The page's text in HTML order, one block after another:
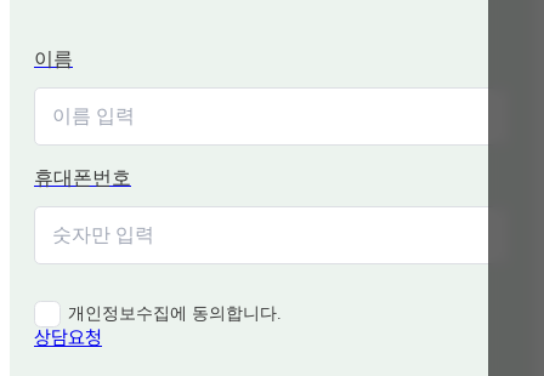
이름
휴대폰번호
개인정보수집에 동의합니다.
상담요청